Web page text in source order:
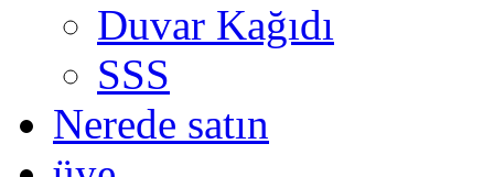
Duvar Kağıdı
SSS
Nerede satın